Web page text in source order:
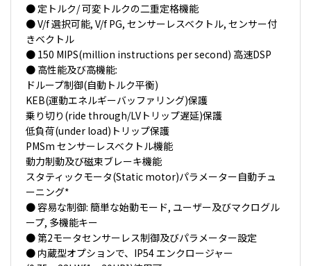
● 定トルク/ 可変トルクの二重定格機能
● V/f 選択可能, V/f PG, センサーレスベクトル, センサー付
きベクトル
● 150 MIPS(million instructions per second) 高速DSP
● 高性能及び高機能:
ドループ制御(自動トルク平衡)
KEB(運動エネルギーバッファリング)保護
乗り切り(ride through/LVトリップ遅延)保護
低負荷(under load)トリップ保護
PMSm センサーレスベクトル機能
動力制動及び磁束ブレーキ機能
スタティックモータ(Static motor)パラメーター自動チュ
ーニング*
● 容易な制御: 簡単な始動モード, ユーザー及びマクログル
ープ, 多機能キー
● 第2モータセンサーレス制御及びパラメーター設定
● 内蔵型オプションで、IP54 エンクロージャー